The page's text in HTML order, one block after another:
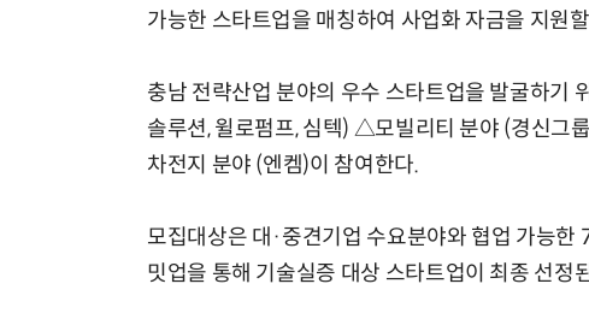
가능한 스타트업을 매칭하여 사업화 자금을 지원
충남 전략산업 분야의 우수 스타트업을 발굴하기
솔루션, 윌로펌프, 심텍) △모빌리티 분야 (경신그
차전지 분야 (엔켐)이 참여한다.
모집대상은 대·중견기업 수요분야와 협업 가능
밋업을 통해 기술실증 대상 스타트업이 최종 선정